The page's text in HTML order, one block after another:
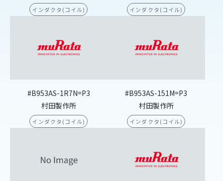
インダクタ(コイル) インダクタ(コイル)
#B953AS-1R7N=P3
村田製作所
インダクタ(コイル)
#B953AS-151M=P3
村田製作所
インダクタ(コイル)